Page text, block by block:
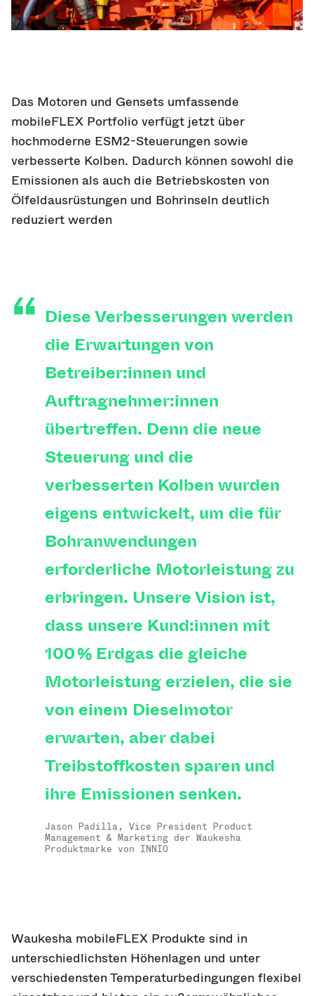
Das Motoren und Gensets umfassende
mobileFLEX Portfolio verfügt jetzt über
hochmoderne ESM2-Steuerungen sowie
verbesserte Kolben. Dadurch können sowohl die
Emissionen als auch die Betriebskosten von
Ölfeldausrüstungen und Bohrinseln deutlich
reduziert werden
Diese Verbesserungen werden
die Erwartungen von
Betreiber:innen und
Auftragnehmer:innen
übertreffen. Denn die neue
Steuerung und die
verbesserten Kolben wurden
eigens entwickelt, um die für
Bohranwendungen
erforderliche Motorleistung zu
erbringen. Unsere Vision ist,
dass unsere Kund:innen mit
100 % Erdgas die gleiche
Motorleistung erzielen, die sie
von einem Dieselmotor
erwarten, aber dabei
Treibstoffkosten sparen und
ihre Emissionen senken.
Jason Padilla, Vice President Product
Management & Marketing der Waukesha
Produktmarke von INNIO
Waukesha mobileFLEX Produkte sind in
unterschiedlichsten Höhenlagen und unter
verschiedensten Temperaturbedingungen flexibel